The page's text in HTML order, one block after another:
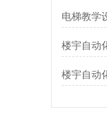
楼宇自动